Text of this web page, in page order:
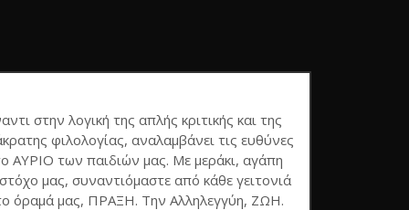
στην λογική της απλής κριτικής και της
φιλολογίας, αναλαμβάνει τις ευθύνες
ΑΥΡΙΟ των παιδιών μας. Με μεράκι, αγάπη
μας, συναντιόμαστε από κάθε γειτονιά
όραμά μας, ΠΡΑΞΗ. Την Αλληλεγγύη, ΖΩΗ.